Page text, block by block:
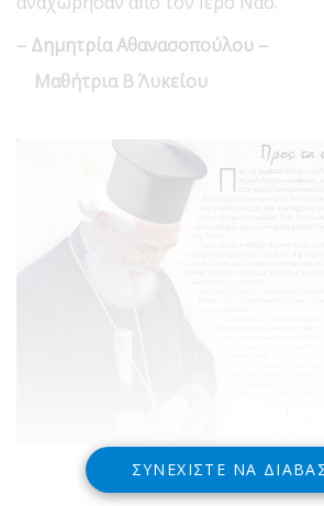
– Δημητρία Αθανασοπούλου –
Μαθήτρια Β΄ Λυκείου
ΣΥΝΕΧΊΣΤΕ ΝΑ